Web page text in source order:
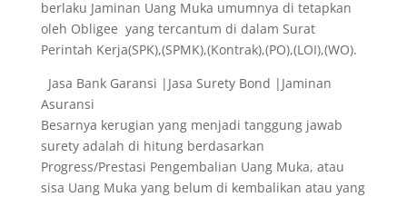
berlaku Jaminan Uang Muka umumnya di tetapkan
oleh Obligee yang tercantum di dalam Surat
Perintah Kerja(SPK),(SPMK),(Kontrak),(PO),(LOI),(WO).
Jasa Bank Garansi |Jasa Surety Bond |Jaminan
Asuransi
Besarnya kerugian yang menjadi tanggung jawab
surety adalah di hitung berdasarkan
Progress/Prestasi Pengembalian Uang Muka, atau
sisa Uang Muka yang belum di kembalikan atau yang